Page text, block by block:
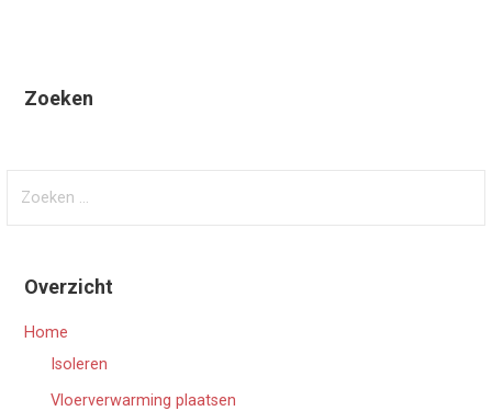
Zoeken
Overzicht
Home
Isoleren
Vloerverwarming plaatsen